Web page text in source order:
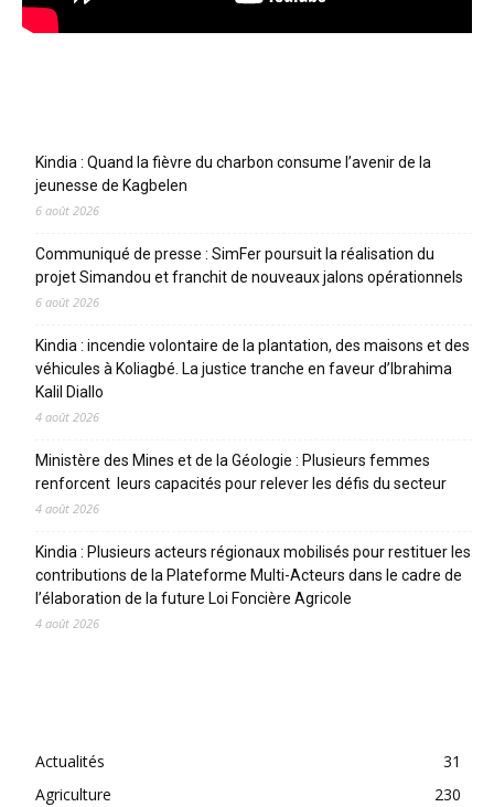
Kindia : Quand la fièvre du charbon consume l’avenir de la
jeunesse de Kagbelen
6 août 2026
Communiqué de presse : SimFer poursuit la réalisation du
projet Simandou et franchit de nouveaux jalons opérationnels
6 août 2026
Kindia : incendie volontaire de la plantation, des maisons et des
véhicules à Koliagbé. La justice tranche en faveur d’Ibrahima
Kalil Diallo
4 août 2026
Ministère des Mines et de la Géologie : Plusieurs femmes
renforcent leurs capacités pour relever les défis du secteur
4 août 2026
Kindia : Plusieurs acteurs régionaux mobilisés pour restituer les
contributions de la Plateforme Multi-Acteurs dans le cadre de
l’élaboration de la future Loi Foncière Agricole
4 août 2026
Actualités
31
Agriculture
230